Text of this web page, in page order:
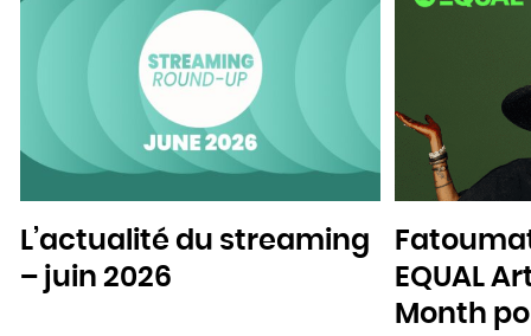
L’actualité du streaming
– juin 2026
EQUAL
Month